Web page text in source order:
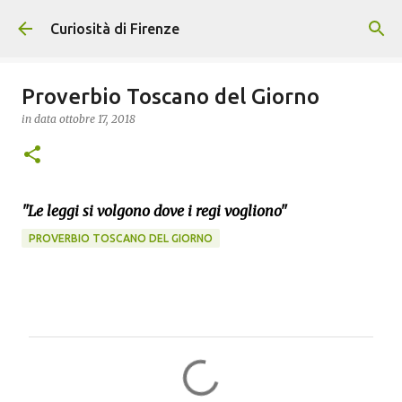
Passa ai contenuti principali
Curiosità di Firenze
Proverbio Toscano del Giorno
in data ottobre 17, 2018
"Le leggi si volgono dove i regi vogliono"
PROVERBIO TOSCANO DEL GIORNO